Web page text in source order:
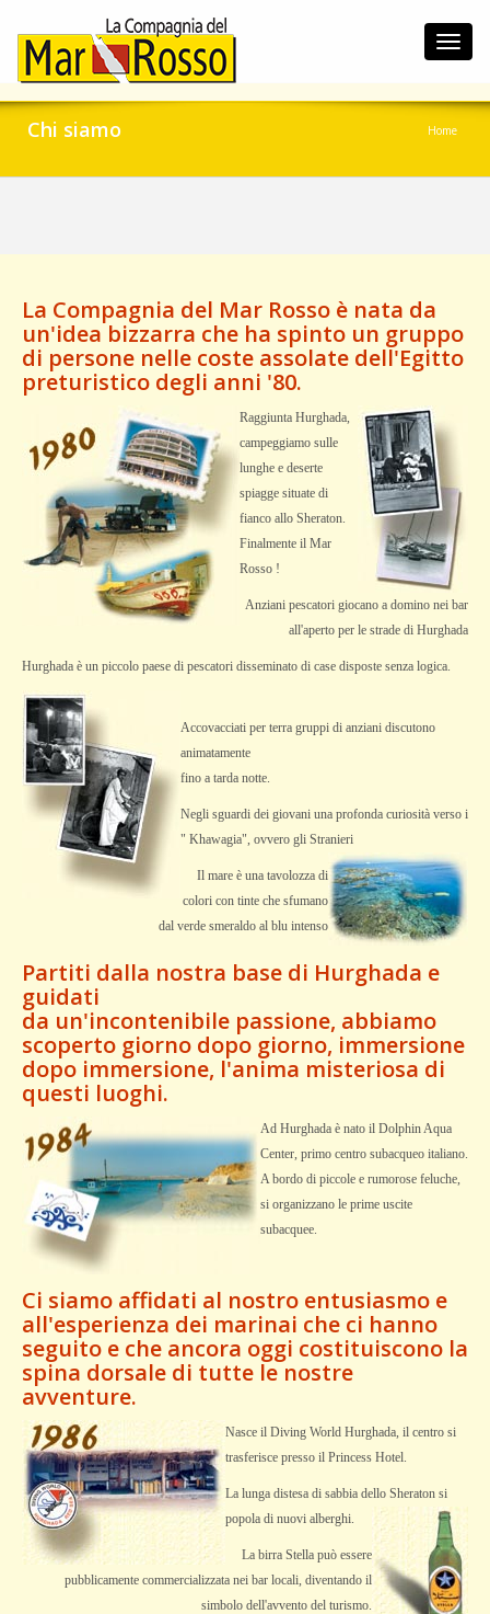
Chi siamo Home
La Compagnia del Mar Rosso è nata da
un'idea bizzarra che ha spinto un gruppo
di persone nelle coste assolate dell'Egitto
preturistico degli anni '80.
Raggiunta Hurghada,
campeggiamo sulle
lunghe e deserte
spiagge situate di
fianco allo Sheraton.
Finalmente il Mar
Rosso !
Anziani pescatori giocano a domino nei bar
all'aperto per le strade di Hurghada
Hurghada è un piccolo paese di pescatori disseminato di case disposte senza logica.
Accovacciati per terra gruppi di anziani discutono
animatamente
fino a tarda notte.
Negli sguardi dei giovani una profonda curiosità verso i
" Khawagia", ovvero gli Stranieri
Il mare è una tavolozza di
colori con tinte che sfumano
dal verde smeraldo al blu intenso
Partiti dalla nostra base di Hurghada e
guidati
da un'incontenibile passione, abbiamo
scoperto giorno dopo giorno, immersione
dopo immersione, l'anima misteriosa di
questi luoghi.
Ad Hurghada è nato il Dolphin Aqua
Center, primo centro subacqueo italiano.
A bordo di piccole e rumorose feluche,
si organizzano le prime uscite
subacquee.
Ci siamo affidati al nostro entusiasmo e
all'esperienza dei marinai che ci hanno
seguito e che ancora oggi costituiscono la
spina dorsale di tutte le nostre
avventure.
Nasce il Diving World Hurghada, il centro si
trasferisce presso il Princess Hotel.
La lunga distesa di sabbia dello Sheraton si
popola di nuovi alberghi.
La birra Stella può essere
pubblicamente commercializzata nei bar locali, diventando il
simbolo dell'avvento del turismo.